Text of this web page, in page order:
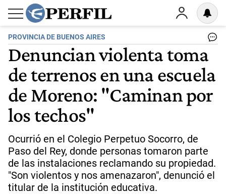
PROVINCIA DE BUENOS AIRES
Denuncian violenta toma
de terrenos en una escuela
de Moreno: "Caminan por
los techos"
Ocurrió en el Colegio Perpetuo Socorro, de
Paso del Rey, donde personas tomaron parte
de las instalaciones reclamando su propiedad.
"Son violentos y nos amenazaron", denunció el
titular de la institución educativa.